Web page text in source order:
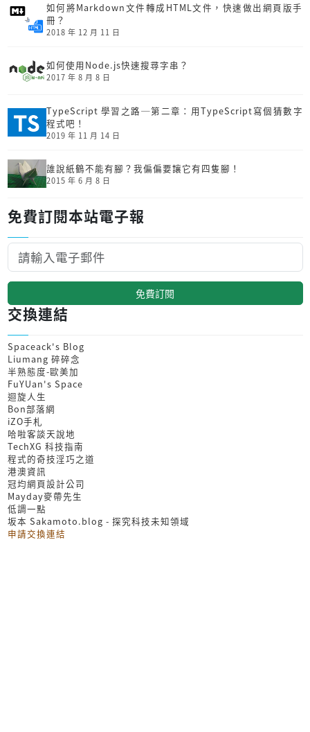
如何將Markdown文件轉成HTML文件，快速做出網頁版手
冊？
2018 年 12 月 11 日
如何使用Node.js快速搜尋字串？
2017 年 8 月 8 日
TypeScript 學習之路─第二章：用TypeScript寫個猜數字
程式吧！
2019 年 11 月 14 日
誰說紙鶴不能有腳？我偏偏要讓它有四隻腳！
2015 年 6 月 8 日
免費訂閱本站電子報
免費訂閱
交換連結
Spaceack's Blog
Liumang 碎碎念
半熟態度-歐美加
FuYUan's Space
迴旋人生
Bon部落網
iZO手札
哈啦客談天說地
TechXG 科技指南
程式的奇技淫巧之道
港澳資訊
冠均網頁設計公司
Mayday麥帶先生
低調一點
坂本 Sakamoto.blog - 探究科技未知領域
申請交換連結